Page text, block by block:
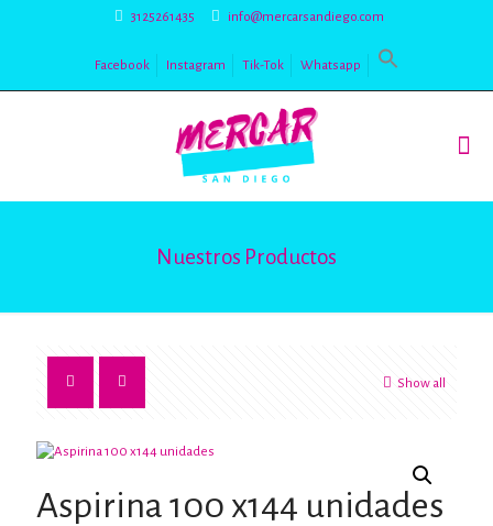
3125261435 info@mercarsandiego.com
Facebook Instagram Tik-Tok Whatsapp
Nuestros Productos
Show all
Aspirina 100 x144 unidades